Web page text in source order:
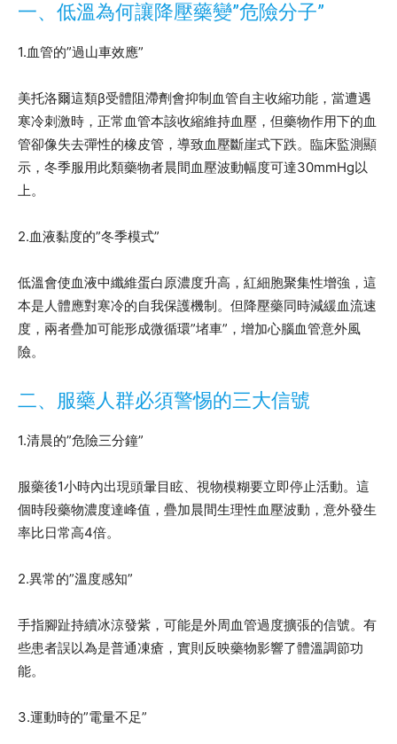
一、低溫為何讓降壓藥變”危險分子”
1.血管的”過山車效應”
美托洛爾這類β受體阻滯劑會抑制血管自主收縮功能，當遭遇
寒冷刺激時，正常血管本該收縮維持血壓，但藥物作用下的血
管卻像失去彈性的橡皮管，導致血壓斷崖式下跌。臨床監測顯
示，冬季服用此類藥物者晨間血壓波動幅度可達30mmHg以
上。
2.血液黏度的”冬季模式”
低溫會使血液中纖維蛋白原濃度升高，紅細胞聚集性增強，這
本是人體應對寒冷的自我保護機制。但降壓藥同時減緩血流速
度，兩者疊加可能形成微循環”堵車”，增加心腦血管意外風
險。
二、服藥人群必須警惕的三大信號
1.清晨的”危險三分鐘”
服藥後1小時內出現頭暈目眩、視物模糊要立即停止活動。這
個時段藥物濃度達峰值，疊加晨間生理性血壓波動，意外發生
率比日常高4倍。
2.異常的”溫度感知”
手指腳趾持續冰涼發紫，可能是外周血管過度擴張的信號。有
些患者誤以為是普通凍瘡，實則反映藥物影響了體溫調節功
能。
3.運動時的”電量不足”